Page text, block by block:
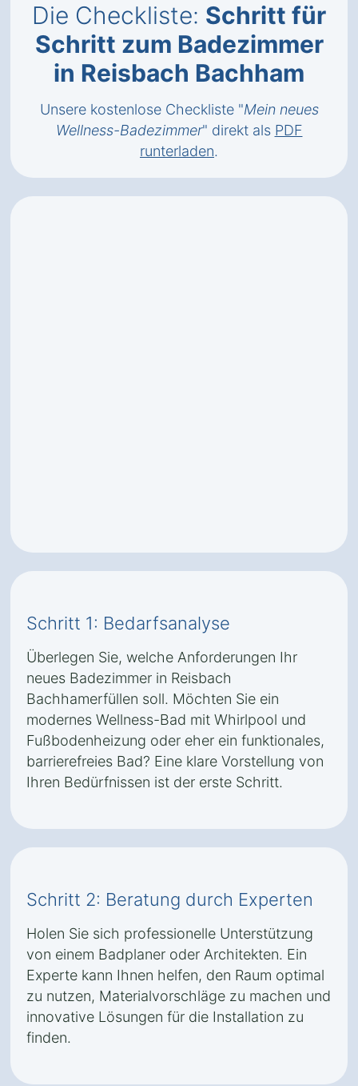
Die Checkliste: Schritt für
Schritt zum Badezimmer
in Reisbach Bachham
Unsere kostenlose Checkliste "Mein neues
Wellness-Badezimmer" direkt als PDF
runterladen.
Schritt 1: Bedarfsanalyse
Überlegen Sie, welche Anforderungen Ihr
neues Badezimmer in Reisbach
Bachhamerfüllen soll. Möchten Sie ein
modernes Wellness-Bad mit Whirlpool und
Fußbodenheizung oder eher ein funktionales,
barrierefreies Bad? Eine klare Vorstellung von
Ihren Bedürfnissen ist der erste Schritt.
Schritt 2: Beratung durch Experten
Holen Sie sich professionelle Unterstützung
von einem Badplaner oder Architekten. Ein
Experte kann Ihnen helfen, den Raum optimal
zu nutzen, Materialvorschläge zu machen und
innovative Lösungen für die Installation zu
finden.